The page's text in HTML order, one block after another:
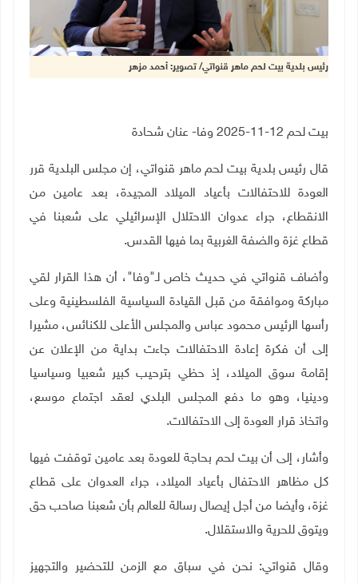
رئيس بلدية بيت لحم ماهر قنواتي/ تصوير: أحمد مزهر
بيت لحم 12-11-2025 وفا- عنان شحادة
قال رئيس بلدية بيت لحم ماهر قنواتي، إن مجلس البلدية قرر
العودة للاحتفالات بأعياد الميلاد المجيدة، بعد عامين من
الانقطاع، جراء عدوان الاحتلال الإسرائيلي على شعبنا في
قطاع غزة والضفة الغربية بما فيها القدس.
وأضاف قنواتي في حديث خاص لـ"وفا"، أن هذا القرار لقي
مباركة وموافقة من قبل القيادة السياسية الفلسطينية وعلى
رأسها الرئيس محمود عباس والمجلس الأعلى للكنائس، مشيرا
إلى أن فكرة إعادة الاحتفالات جاءت بداية من الإعلان عن
إقامة سوق الميلاد، إذ حظي بترحيب كبير شعبيا وسياسيا
ودينيا، وهو ما دفع المجلس البلدي لعقد اجتماع موسع،
واتخاذ قرار العودة إلى الاحتفالات.
وأشار، إلى أن بيت لحم بحاجة للعودة بعد عامين توقفت فيها
كل مظاهر الاحتفال بأعياد الميلاد، جراء العدوان على قطاع
غزة، وأيضا من أجل إيصال رسالة للعالم بأن شعبنا صاحب حق
ويتوق للحرية والاستقلال.
وقال قنواتي: نحن في سباق مع الزمن للتحضير والتجهيز